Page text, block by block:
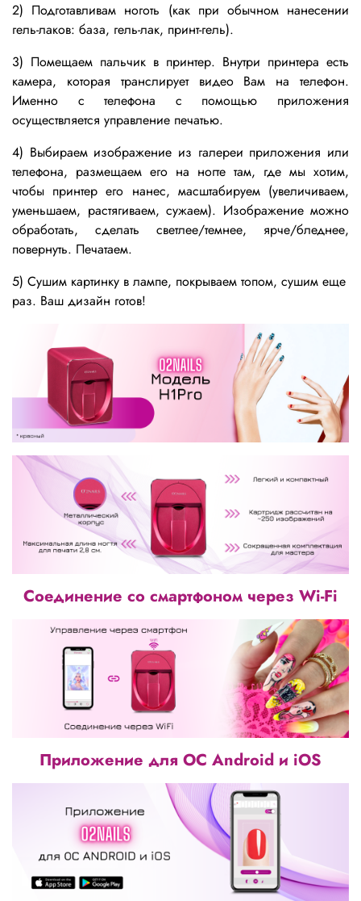
2) Подготавливам ноготь (как при обычном нанесении
гель-лаков: база, гель-лак, принт-гель).
3) Помещаем пальчик в принтер. Внутри принтера есть
камера, которая транслирует видео Вам на телефон.
Именно с телефона с помощью приложения
осуществляется управление печатью.
4) Выбираем изображение из галереи приложения или
телефона, размещаем его на ногте там, где мы хотим,
чтобы принтер его нанес, масштабируем (увеличиваем,
уменьшаем, растягиваем, сужаем). Изображение можно
обработать, сделать светлее/темнее, ярче/бледнее,
повернуть. Печатаем.
5) Сушим картинку в лампе, покрываем топом, сушим еще
раз. Ваш дизайн готов!
Соединение со смартфоном через Wi-Fi
Приложение для OC Android и iOS